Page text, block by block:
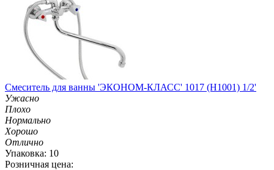
Смеситель для ванны 'ЭКОНОМ-КЛАСС' 1017 (H1001) 1/2'
Ужасно
Плохо
Нормально
Хорошо
Отлично
Упаковка: 10
Розничная цена: